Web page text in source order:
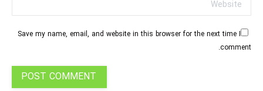
Save my name, email, and website in this browser for the next time I
comment.
POST COMMENT